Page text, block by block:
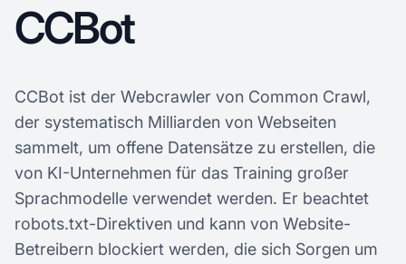
CCBot
CCBot ist der Webcrawler von Common Crawl,
der systematisch Milliarden von Webseiten
sammelt, um offene Datensätze zu erstellen, die
von KI-Unternehmen für das Training großer
Sprachmodelle verwendet werden. Er beachtet
robots.txt-Direktiven und kann von Website-
Betreibern blockiert werden, die sich Sorgen um